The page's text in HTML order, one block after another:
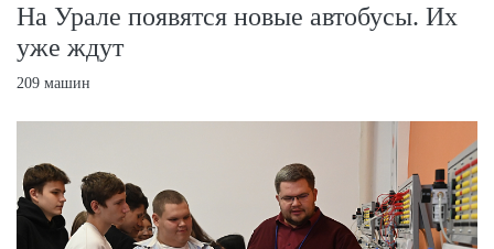
На Урале появятся новые автобусы. Их
уже ждут
209 машин